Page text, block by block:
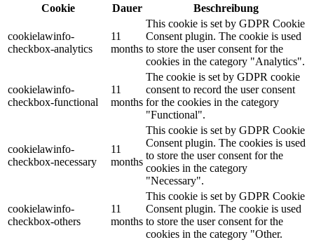
Cookie
Dauer Beschreibung
cookielawinfo-
checkbox-analytics
11
months
This cookie is set by GDPR Cookie
Consent plugin. The cookie is used
to store the user consent for the
cookies in the category "Analytics".
cookielawinfo-
checkbox-functional
11
months
The cookie is set by GDPR cookie
consent to record the user consent
for the cookies in the category
"Functional".
cookielawinfo-
checkbox-necessary
11
months
This cookie is set by GDPR Cookie
Consent plugin. The cookies is used
to store the user consent for the
cookies in the category
"Necessary".
cookielawinfo-
checkbox-others
11
months
This cookie is set by GDPR Cookie
Consent plugin. The cookie is used
to store the user consent for the
cookies in the category "Other.